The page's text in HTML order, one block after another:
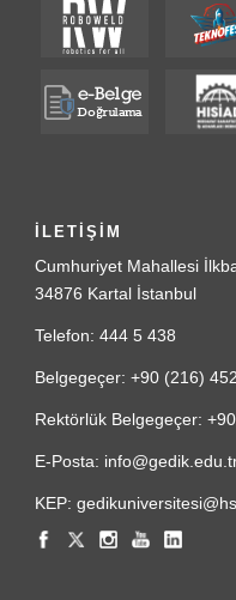
İLETİŞİM
Cumhuriyet Mahallesi
34876 Kartal İstanbul
Telefon: 444 5 438
Belgegeçer: +90 (216)
Rektörlük Belgegeçer:
E-Posta:
KEP: